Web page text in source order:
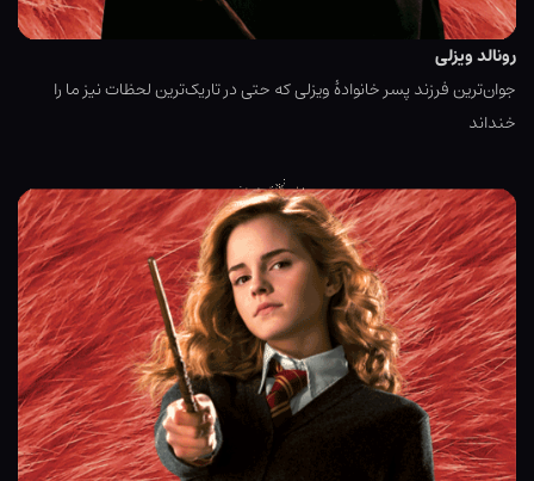
رونالد ویزلی
جوان‌ترین فرزند پسر خانوادهٔ ویزلی که حتی در تاریک‌ترین لحظات نیز ما را
خنداند